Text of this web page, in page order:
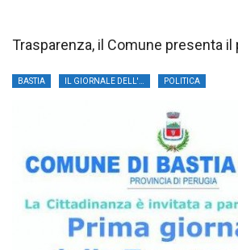
Trasparenza, il Comune presenta il
BASTIA POLITICA